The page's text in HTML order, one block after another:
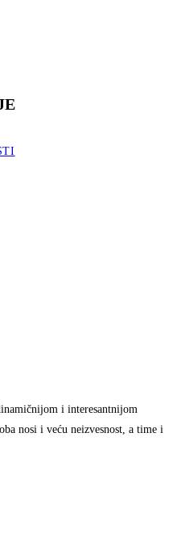
i interesantnijom
nosi i veću neizvesnost, a time i